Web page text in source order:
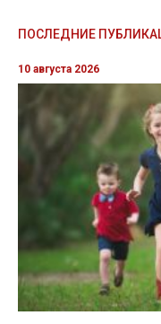
ПОСЛЕДНИЕ
10 августа 2026